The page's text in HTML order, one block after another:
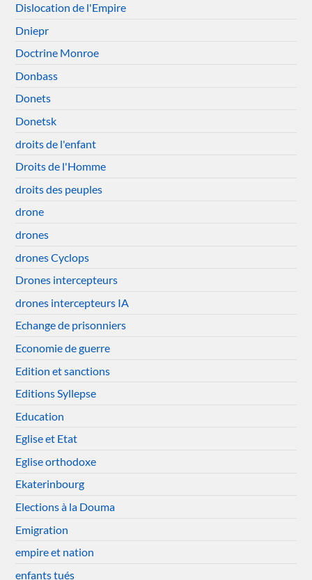
Dislocation de l'Empire
Dniepr
Doctrine Monroe
Donbass
Donets
Donetsk
droits de l'enfant
Droits de l'Homme
droits des peuples
drone
drones
drones Cyclops
Drones intercepteurs
drones intercepteurs IA
Echange de prisonniers
Economie de guerre
Edition et sanctions
Editions Syllepse
Education
Eglise et Etat
Eglise orthodoxe
Ekaterinbourg
Elections à la Douma
Emigration
empire et nation
enfants tués